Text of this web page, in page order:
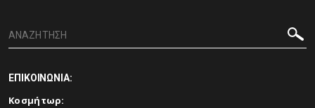
ΕΠΙΚΟΙΝΩΝΙΑ:
Κοσμήτωρ: